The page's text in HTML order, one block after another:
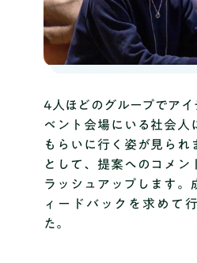
4人ほどのグループでア
ベント会場にいる社会人
もらいに行く姿が見られ
として、提案へのコメン
ラッシュアップします。
ィードバックを求めて
た。